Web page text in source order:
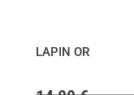
LAPIN OR